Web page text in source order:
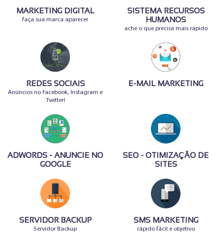
MARKETING DIGITAL
faça sua marca aparecer
SISTEMA RECURSOS
HUMANOS
ache o que precisa mais rápido
REDES SOCIAIS
Anúncios no Facebook, Instagram e
Twitter!
E-MAIL MARKETING
ADWORDS - ANUNCIE NO
GOOGLE
SEO - OTIMIZAÇÃO DE
SITES
SERVIDOR BACKUP
Servidor Backup
SMS MARKETING
rápido fácil e objetivo